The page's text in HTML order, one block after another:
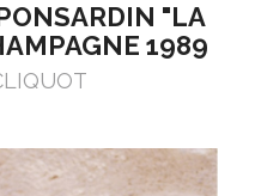
"LA
1989